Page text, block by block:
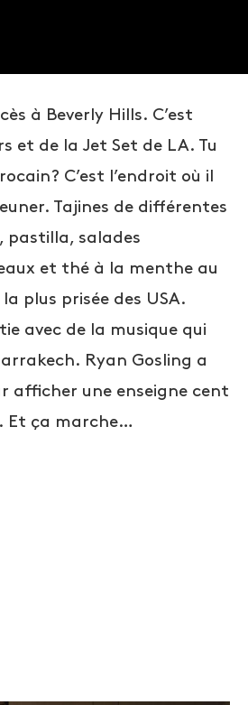
à Beverly Hills. C’est
et de la Jet Set de LA. Tu
C’est l’endroit où il
Tajines de différentes
pastilla, salades
et thé à la menthe au
plus prisée des USA.
avec de la musique qui
Ryan Gosling a
afficher une enseigne cent
Et ça marche…